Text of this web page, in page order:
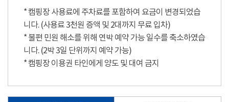
* 캠핑장 사용료에 주차료를 포함하여 요금이 변경되었습
니다. (사용료 3천원 증액 및 2대까지 무료 입차)
* 불편 민원 해소를 위해 연박 예약 가능 일수를 축소하였습
니다. (2박 3일 단위까지 예약 가능)
* 캠핑장 이용권 타인에게 양도 및 대여 금지